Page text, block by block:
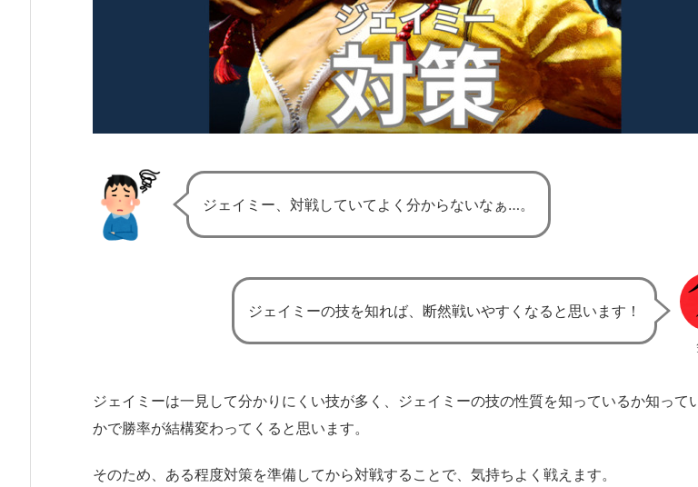
ジェイミー、対戦していてよく分からないなぁ…。
ジェイミーの技を知れば、断然戦いやすくなると思います！
ジェイミーは一見して分かりにくい技が多く、ジェイミーの技の性質を知っているか知って
かで勝率が結構変わってくると思います。
そのため、ある程度対策を準備してから対戦することで、気持ちよく戦えます。